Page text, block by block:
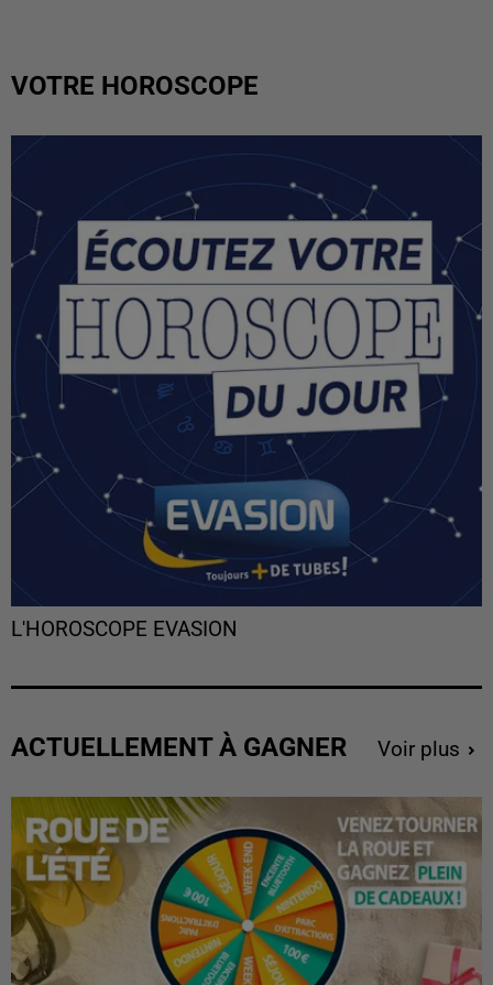
VOTRE HOROSCOPE
L'HOROSCOPE EVASION
ACTUELLEMENT À GAGNER Voir plus